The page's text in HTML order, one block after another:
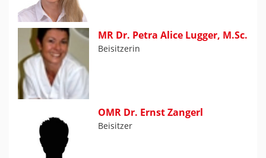
MR Dr. Petra Alice Lugger, M.Sc.
Beisitzerin
OMR Dr. Ernst Zangerl
Beisitzer